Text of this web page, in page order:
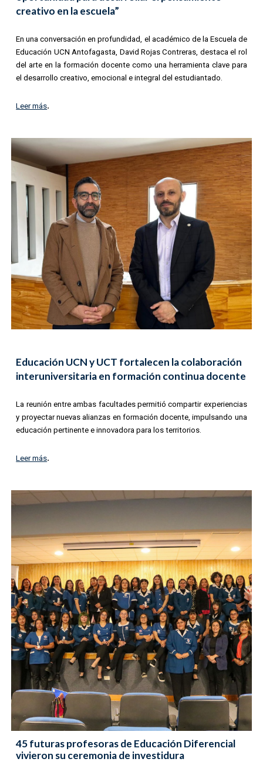
creativo en la escuela”
En una conversación en profundidad, el académico de la Escuela de
Educación UCN Antofagasta, David Rojas Contreras, destaca el rol
del arte en la formación docente como una herramienta clave para
el desarrollo creativo, emocional e integral del estudiantado.
Leer más.
Educación UCN y UCT fortalecen la colaboración
interuniversitaria en formación continua docente
La reunión entre ambas facultades permitió compartir experiencias
y proyectar nuevas alianzas en formación docente, impulsando una
educación pertinente e innovadora para los territorios.
Leer más.
45 futuras profesoras de Educación Diferencial
vivieron su ceremonia de investidura